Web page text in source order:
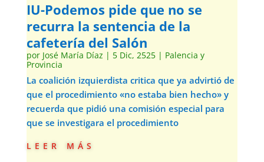
IU-Podemos pide que no se
recurra la sentencia de la
cafetería del Salón
por José María Díaz | 5 Dic, 2525| Palencia y
Provincia
La coalición izquierdista critica que ya advirtió de
que el procedimiento «no estaba bien hecho» y
recuerda que pidió una comisión especial para
que se investigara el procedimiento
leer más